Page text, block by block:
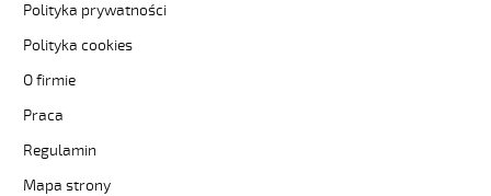
300/500V
kolorowe
od
[kod:
11059].
HELUKABEL
https://www.static.helukabel-
Polityka prywatności
Polityka cookies
O firmie
Praca
Regulamin
Mapa strony